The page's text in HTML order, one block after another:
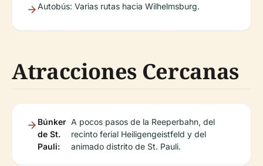
Autobús: Varias rutas hacia Wilhelmsburg.
Atracciones Cercanas
Búnker
de St.
Pauli:
A pocos pasos de la Reeperbahn, del
recinto ferial Heiligengeistfeld y del
animado distrito de St. Pauli.